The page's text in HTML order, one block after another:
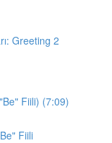
Greeting 2
Fiili) (7:09)
Fiili